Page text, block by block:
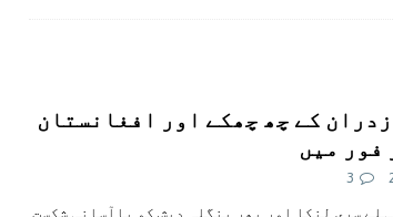
کے چھ چھکے اور افغانستان
فور میں
3
سری لنکا اور پھر بنگلہ دیش کو باآسانی شکست